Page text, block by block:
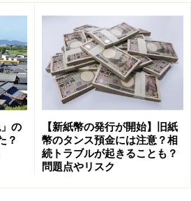
は全く考慮されないのか
度を示す言葉に｢寄与分｣がありま
の財産の増加や維持に貢献をし
分割を公平にすることを目的とし
分の主張は難しいのですが、｢高額
払っていたため被相続人の財産が
の
？
【新紙幣の発行が開始】旧紙
幣のタンス預金には注意？相
続トラブルが起きることも？
問題点やリスク